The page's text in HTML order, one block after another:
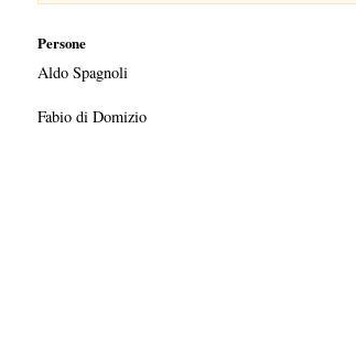
Persone
Aldo Spagnoli
Fabio di Domizio